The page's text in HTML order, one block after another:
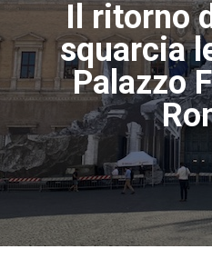
Il ritorno
squarcia
Palazzo